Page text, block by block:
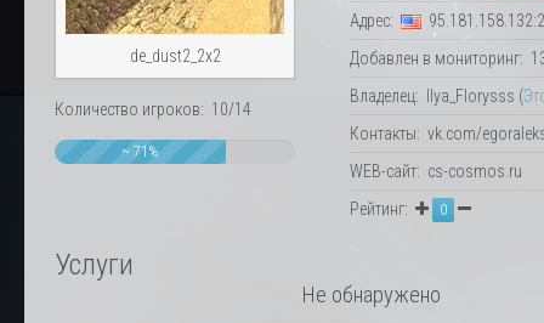
de_dust2_2x2
Количество игроков: 10/14
~ 71%
Адрес:
Добавлен в мониторинг:
Владелец: Ilya_Florysss (
Контакты: vk.com/
WEB-сайт: cs-cosmos.ru
Рейтинг:
0
Услуги
Не обнаружено